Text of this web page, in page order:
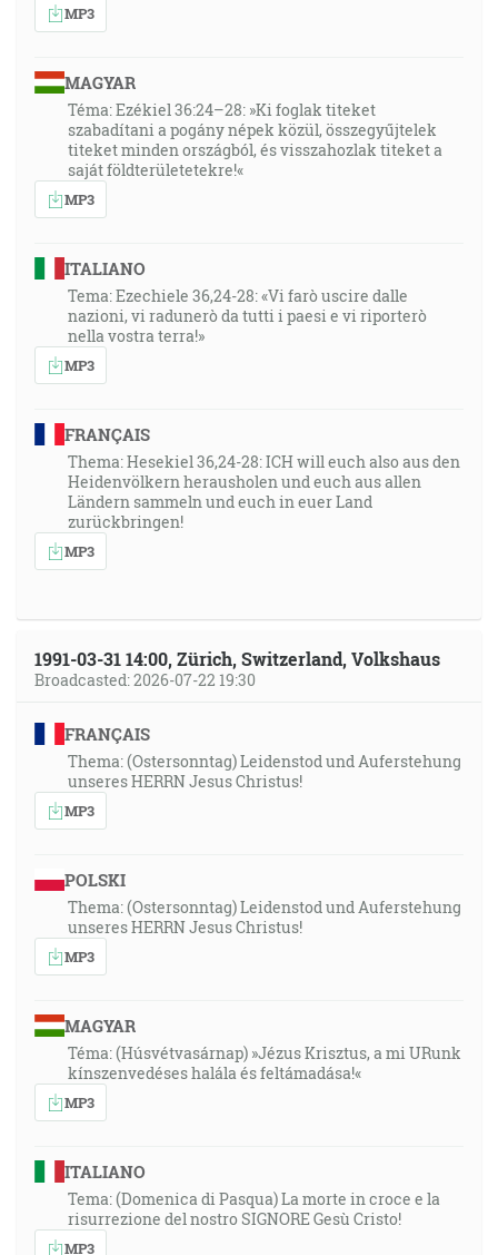
MP3
MAGYAR
Téma: Ezékiel 36:24–28: »Ki foglak titeket
szabadítani a pogány népek közül, összegyűjtelek
titeket minden országból, és visszahozlak titeket a
saját földterületetekre!«
MP3
ITALIANO
Tema: Ezechiele 36,24-28: «Vi farò uscire dalle
nazioni, vi radunerò da tutti i paesi e vi riporterò
nella vostra terra!»
MP3
FRANÇAIS
Thema: Hesekiel 36,24-28: ICH will euch also aus den
Heidenvölkern herausholen und euch aus allen
Ländern sammeln und euch in euer Land
zurückbringen!
MP3
1991-03-31 14:00, Zürich, Switzerland, Volkshaus
Broadcasted: 2026-07-22 19:30
FRANÇAIS
Thema: (Ostersonntag) Leidenstod und Auferstehung
unseres HERRN Jesus Christus!
MP3
POLSKI
Thema: (Ostersonntag) Leidenstod und Auferstehung
unseres HERRN Jesus Christus!
MP3
MAGYAR
Téma: (Húsvétvasárnap) »Jézus Krisztus, a mi URunk
kínszenvedéses halála és feltámadása!«
MP3
ITALIANO
Tema: (Domenica di Pasqua) La morte in croce e la
risurrezione del nostro SIGNORE Gesù Cristo!
MP3